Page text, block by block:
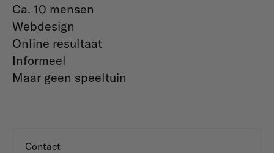
Ca. 10 mensen
Webdesign
Online resultaat
Informeel
Maar geen speeltuin
Contact